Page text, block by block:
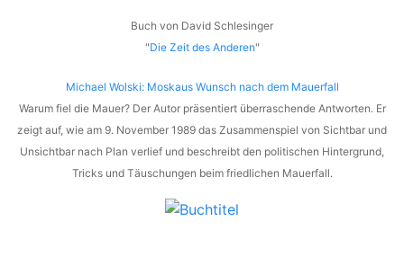
Buch von David Schlesinger
"Die Zeit des Anderen"
Michael Wolski: Moskaus Wunsch nach dem Mauerfall
Warum fiel die Mauer? Der Autor präsentiert überraschende Antworten. Er
zeigt auf, wie am 9. November 1989 das Zusammenspiel von Sichtbar und
Unsichtbar nach Plan verlief und beschreibt den politischen Hintergrund,
Tricks und Täuschungen beim friedlichen Mauerfall.